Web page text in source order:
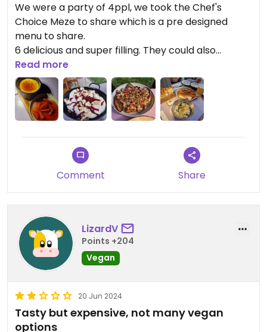
We were a party of 4ppl, we took the Chef's
Choice Meze to share which is a pre designed
menu to share.
6 delicious and super filling. They could also
accommodate nut allergies.
It was a little bit expensive but it was worth it as
part of our europa trip!
Read more
Comment Share
LizardV
Points +204
Vegan
20 Jun 2024
Tasty but expensive, not many vegan
options